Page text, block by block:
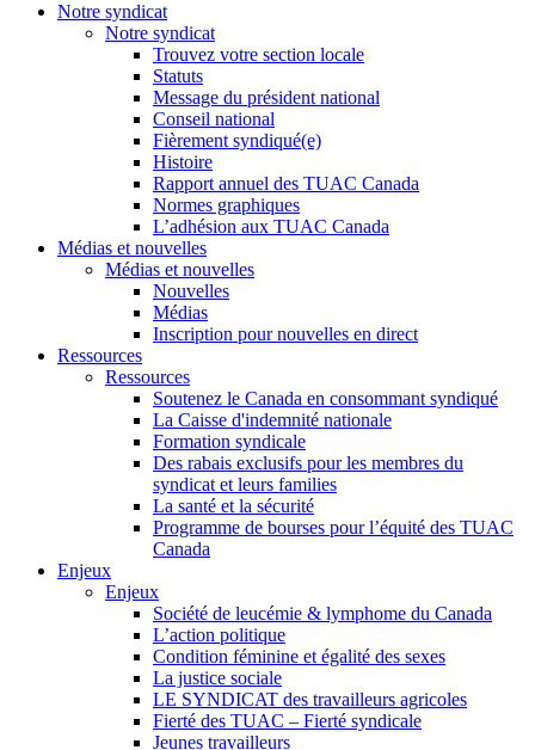
Notre syndicat
Notre syndicat
Trouvez votre section locale
Statuts
Message du président national
Conseil national
Fièrement syndiqué(e)
Histoire
Rapport annuel des TUAC Canada
Normes graphiques
L’adhésion aux TUAC Canada
Médias et nouvelles
Médias et nouvelles
Nouvelles
Médias
Inscription pour nouvelles en direct
Ressources
Ressources
Soutenez le Canada en consommant syndiqué
La Caisse d'indemnité nationale
Formation syndicale
Des rabais exclusifs pour les membres du
syndicat et leurs families
La santé et la sécurité
Programme de bourses pour l’équité des TUAC
Canada
Enjeux
Enjeux
Société de leucémie & lymphome du Canada
L’action politique
Condition féminine et égalité des sexes
La justice sociale
LE SYNDICAT des travailleurs agricoles
Fierté des TUAC – Fierté syndicale
Jeunes travailleurs